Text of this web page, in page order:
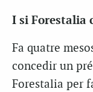
I si Forestalia
Fa quatre
concedir un
Forestalia per